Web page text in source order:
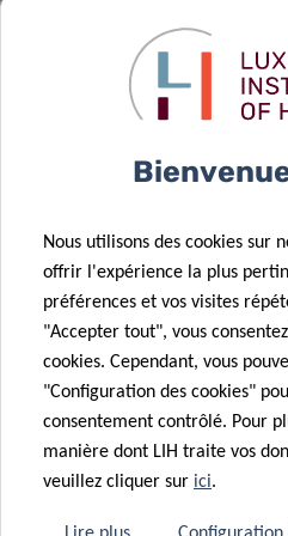
en lumière le
retour au
travail après
17 Déc 2025
progresser la
compréhension
soins contre
les cancers
féminins
10 Déc 2025
LuxAI,
Luxembourg
Institute of
Health et
Birmingham
lancent la
première
étude à
grande échelle
sur le soutien
précoce au
développement
à domicile
pour les
Nous utilisons des cookies sur
offrir l'expérience la plus
préférences et vos visites
"Accepter tout", vous
cookies. Cependant, vous
"Configuration des cookies"
consentement contrôlé. Pour
manière dont LIH traite vos
veuillez cliquer sur ici.